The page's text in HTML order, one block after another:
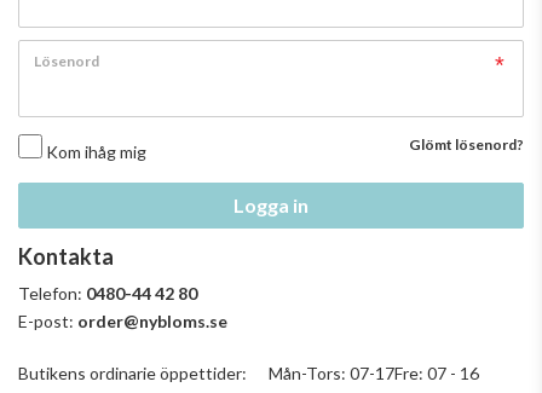
Lösenord
Kom ihåg mig Glömt lösenord?
Logga in
Kontakta
Telefon: 0480-44 42 80
E-post: order@nybloms.se
Butikens ordinarie öppettider: Mån-Tors: 07-17Fre: 07 - 16